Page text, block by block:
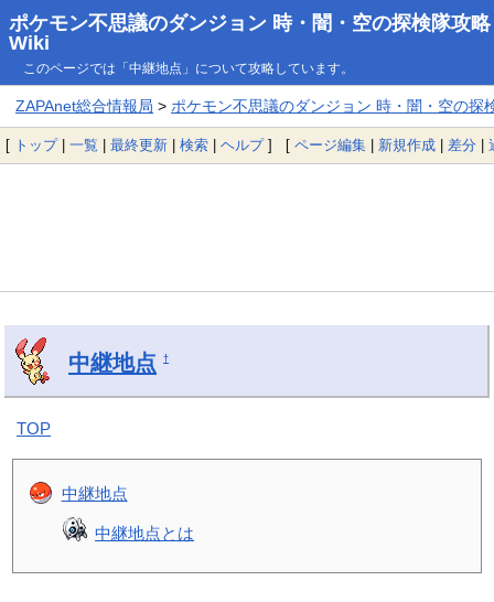
ポケモン不思議のダンジョン 時・闇・空の探検隊攻略
Wiki
このページでは「中継地点」について攻略しています。
ZAPAnet総合情報局 > ポケモン不思議のダンジョン 時・闇・空の探
[ トップ| 一覧 | 最終更新 | 検索 | ヘルプ] [ ページ編集 | 新規作成 | 差分 |
中継地点 †
TOP
中継地点
中継地点とは